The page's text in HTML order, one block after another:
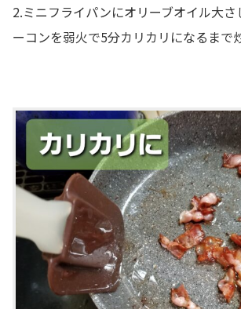
2.ミニフライパンにオリーブオイル大
ーコンを弱火で5分カリカリになるまで